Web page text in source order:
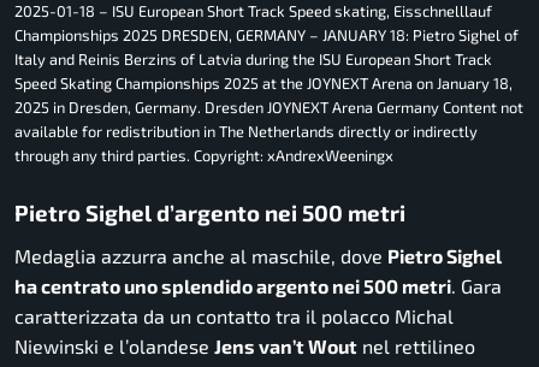
2025-01-18 – ISU European Short Track Speed skating, Eisschnelllauf
Championships 2025 DRESDEN, GERMANY – JANUARY 18: Pietro Sighel of
Italy and Reinis Berzins of Latvia during the ISU European Short Track
Speed Skating Championships 2025 at the JOYNEXT Arena on January 18,
2025 in Dresden, Germany. Dresden JOYNEXT Arena Germany Content not
available for redistribution in The Netherlands directly or indirectly
through any third parties. Copyright: xAndrexWeeningx
Pietro Sighel d’argento nei 500 metri
Medaglia azzurra anche al maschile, dove Pietro Sighel
ha centrato uno splendido argento nei 500 metri. Gara
caratterizzata da un contatto tra il polacco Michal
Niewinski e l’olandese Jens van’t Wout nel rettilineo